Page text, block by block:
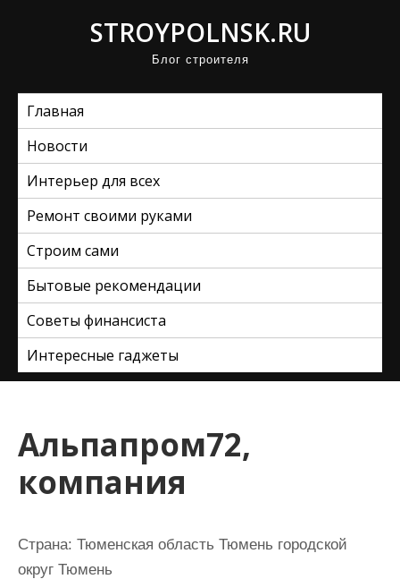
STROYPOLNSK.RU
Блог строителя
Главная
Новости
Интерьер для всех
Ремонт своими руками
Строим сами
Бытовые рекомендации
Советы финансиста
Интересные гаджеты
Альпапром72,
компания
Страна: Тюменская область Тюмень городской
округ Тюмень